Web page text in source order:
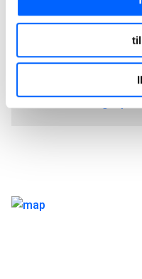
Kunde:Østfold
Ca